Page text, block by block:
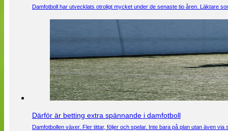
Damfotboll har utvecklats otroligt mycket under de senaste tio åren. Läktare
Därför är betting extra spännande i damfotboll
Damfotbollen växer. Fler tittar, följer och spelar. Inte bara på plan utan även